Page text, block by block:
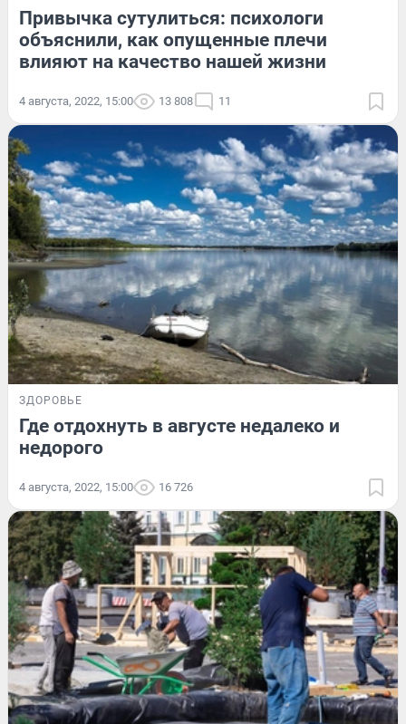
Привычка сутулиться: психологи
объяснили, как опущенные плечи
влияют на качество нашей жизни
4 августа, 2022, 15:00 13 808 11
ЗДОРОВЬЕ
Где отдохнуть в августе недалеко и
недорого
4 августа, 2022, 15:00 16 726